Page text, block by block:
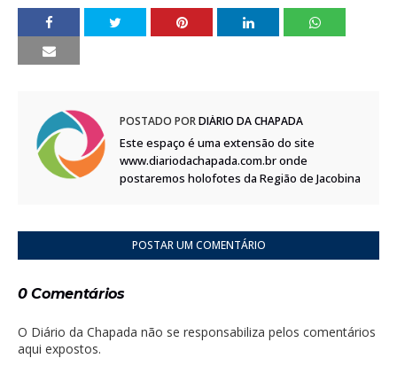
POSTADO PORDIÁRIO DA CHAPADA
Este espaço é uma extensão do site
www.diariodachapada.com.br onde
postaremos holofotes da Região de Jacobina
POSTAR UM COMENTÁRIO
0 Comentários
O Diário da Chapada não se responsabiliza pelos comentários
aqui expostos.